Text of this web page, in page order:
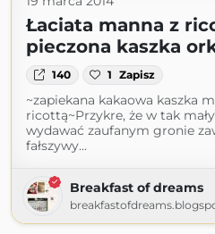
Łaciata manna z
pieczona kaszka
140 1 Zapisz
~zapiekana kakaowa kaszka
ricottą~Przykre, że w tak
wydawać zaufanym gronie
fałszywy...
Breakfast of dreams